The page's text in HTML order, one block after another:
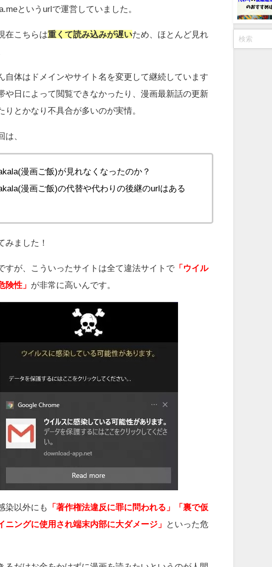
というurlで運営していました。
在こちらは重くて読み込みが遅いため、ほとんど見れ
自体は ドメインやサイト名を変更して継続しています
や日によって閲覧できなかったり、漫画最新話の更新
りとかなり不具合が多いのが実情。
は、
漫画ご飯)が見れなくなったのか？
漫画ご飯)の代替や代わりの後継のurlはある
みました！
すが、こういったサイトは全て違法サイトで 「ウイル
険性」 が非常に高いんです。
染以外にも
「著作権法違反に罪に問われる」「裏で仮
ニングに使用され端末内部に大ダメージ」
といった危